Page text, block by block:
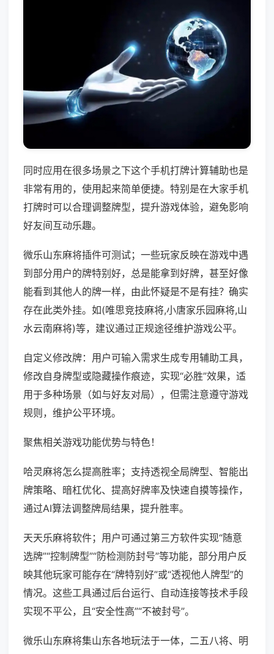
同时应用在很多场景之下这个手机打牌计算辅助也是
非常有用的，使用起来简单便捷。特别是在大家手机
打牌时可以合理调整牌型，提升游戏体验，避免影响
好友间互动乐趣。
微乐山东麻将插件可测试；一些玩家反映在游戏中遇
到部分用户的牌特别好，总是能拿到好牌，甚至好像
能看到其他人的牌一样，由此怀疑是不是有挂？确实
存在此类外挂。如(唯思竞技麻将,小唐家乐园麻将,山
水云南麻将)等，建议通过正规途径维护游戏公平。
自定义修改牌：用户可输入需求生成专用辅助工具，
修改自身牌型或隐藏操作痕迹，实现“必胜”效果，适
用于多种场景（如与好友对局），但需注意遵守游戏
规则，维护公平环境。
聚焦相关游戏功能优势与特色！
哈灵麻将怎么提高胜率；支持透视全局牌型、智能出
牌策略、暗杠优化、提高好牌率及快速自摸等操作，
通过AI算法调整牌局结果，提升胜率。
天天乐麻将软件；用户可通过第三方软件实现“随意
选牌”“控制牌型”“防检测防封号”等功能，部分用户反
映其他玩家可能存在“牌特别好”或“透视他人牌型”的
情况。这些工具通过后台运行、自动连接等技术手段
实现不平公，且“安全性高”“不被封号”。
微乐山东麻将集山东各地玩法于一体，二五八将、明